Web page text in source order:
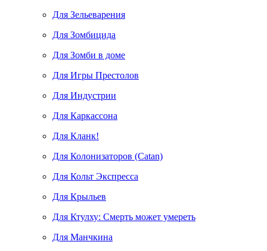
Для Зельеварения
Для Зомбицида
Для Зомби в доме
Для Игры Престолов
Для Индустрии
Для Каркассона
Для Кланк!
Для Колонизаторов (Catan)
Для Кольт Экспресса
Для Крыльев
Для Ктулху: Смерть может умереть
Для Манчкина